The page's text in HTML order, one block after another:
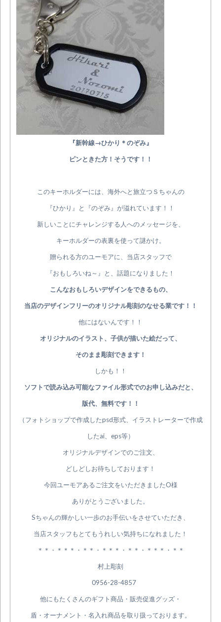
『新幹線→ひかり＊のぞみ』
ピンときた方！そうです！！
このキーホルダーには、海外へと旅立つＳちゃんの
『ひかり』と『のぞみ』が溢れています！！
新しいことにチャレンジする人へのメッセージを、
キーホルダーの表裏を使って謎かけ。
贈られる方のユーモアに、当店スタッフで
『おもしろいね～』と、話題になりました！
こんなおもしろいデザインをできるもの、
当店のデザインフリーのオリジナル彫刻のなせる業です！！
他にはないんです！！
オリジナルのイラスト、子供が描いた絵だって、
そのまま彫刻できます！
しかも！！
ソフトで読み込み可能なファイル形式でのお申し込みだと、
版代、無料です！！
（フォトショップで作成したpsd形式、イラストレーターで作成
したai、eps等）
オリジナルデザインでのご注文、
どしどしお待ちしております！
今回ユーモアあるご注文をいただきましたO様
ありがとうございました。
Sちゃんの輝かしい一歩のお手伝いをさせていただき、
当店スタッフもとてもうれしい気持ちになれました！
＊＊・＊＊＊・＊＊・＊＊＊・＊＊・＊＊＊・＊＊
村上彫刻
0956-28-4857
他にもたくさんのギフト商品・販売促進グッズ・
盾・オーナメント・名入れ商品を取り扱っております。